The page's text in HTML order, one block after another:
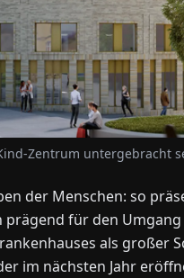
Zentrum untergebracht
der Menschen: so
prägend für den
als großer
im nächsten Jahr